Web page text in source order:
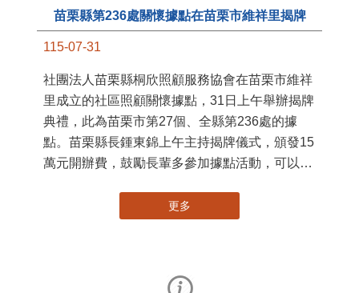
苗栗縣第236處關懷據點在苗栗市維祥里揭牌
115-07-31
社團法人苗栗縣桐欣照顧服務協會在苗栗市維祥
里成立的社區照顧關懷據點，31日上午舉辦揭牌
典禮，此為苗栗市第27個、全縣第236處的據
點。苗栗縣長鍾東錦上午主持揭牌儀式，頒發15
萬元開辦費，鼓勵長輩多參加據點活動，可以更
更多